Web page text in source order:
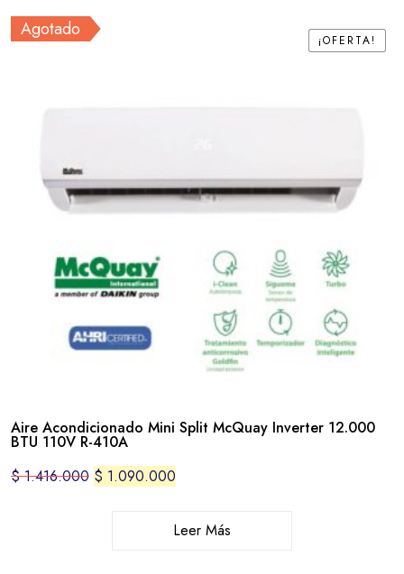
¡OFERTA!
Agotado ¡OFERTA!
Aire Acondicionado Mini Split McQuay Inverter 12.000
BTU 110V R-410A
$1.416.000 $ 1.090.000
Leer Más